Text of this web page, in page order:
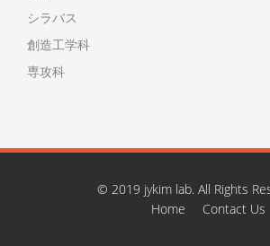
シラバス
創造工学科
専攻科
© 2019 jykim lab. All Rights
Home
Contact Us